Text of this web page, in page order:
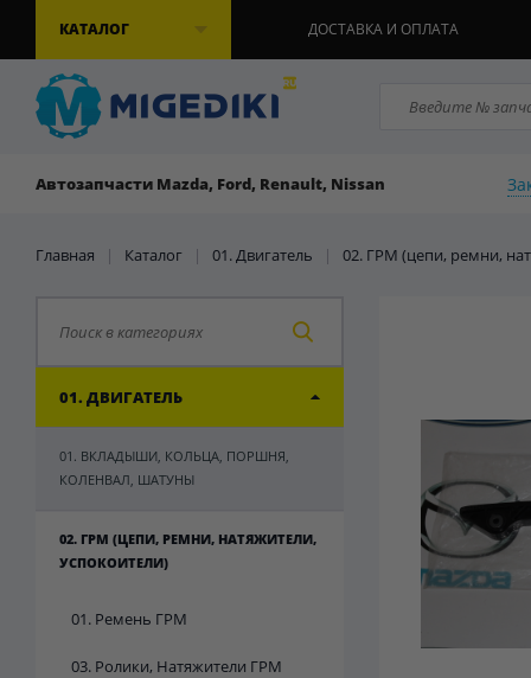
КАТАЛОГ ДОСТАВКА И ОПЛАТА
Автозапчасти Mazda, Ford, Renault, Nissan
Главная | Каталог | 01. Двигатель | 02. ГРМ (цепи, ремни,
01. ДВИГАТЕЛЬ
01. ВКЛАДЫШИ, КОЛЬЦА, ПОРШНЯ,
КОЛЕНВАЛ, ШАТУНЫ
02. ГРМ (ЦЕПИ, РЕМНИ, НАТЯЖИТЕЛИ,
УСПОКОИТЕЛИ)
01. Ремень ГРМ
03. Ролики, Натяжители ГРМ